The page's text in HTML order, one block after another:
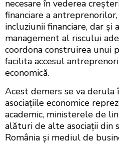
necesare în vederea
financiare a
incluziunii financiare, dar și
management al riscului
coordona construirea unui
facilita accesul
economică.
Acest demers se va derula
asociațiile economice
academic, ministerele de
alături de alte asociații din
România și mediul de